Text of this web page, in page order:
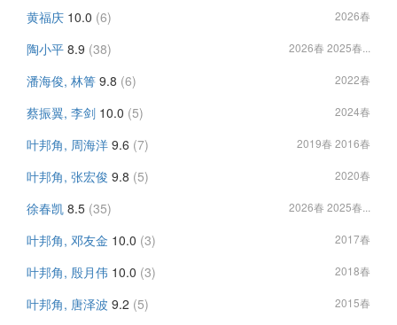
黄福庆 10.0 (6) 2026春
陶小平 8.9 (38) 2026春 2025春...
潘海俊, 林箐 9.8 (6) 2022春
蔡振翼, 李剑 10.0 (5) 2024春
叶邦角, 周海洋 9.6 (7) 2019春 2016春
叶邦角, 张宏俊 9.8 (5) 2020春
徐春凯 8.5 (35) 2026春 2025春...
叶邦角, 邓友金 10.0 (3) 2017春
叶邦角, 殷月伟 10.0 (3) 2018春
叶邦角, 唐泽波 9.2 (5) 2015春